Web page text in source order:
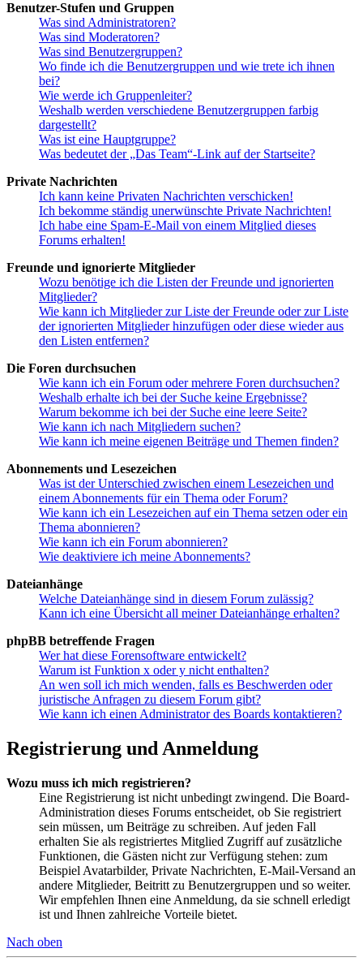
Benutzer-Stufen und Gruppen
Was sind Administratoren?
Was sind Moderatoren?
Was sind Benutzergruppen?
Wo finde ich die Benutzergruppen und wie trete ich ihnen
bei?
Wie werde ich Gruppenleiter?
Weshalb werden verschiedene Benutzergruppen farbig
dargestellt?
Was ist eine Hauptgruppe?
Was bedeutet der „Das Team“-Link auf der Startseite?
Private Nachrichten
Ich kann keine Privaten Nachrichten verschicken!
Ich bekomme ständig unerwünschte Private Nachrichten!
Ich habe eine Spam-E-Mail von einem Mitglied dieses
Forums erhalten!
Freunde und ignorierte Mitglieder
Wozu benötige ich die Listen der Freunde und ignorierten
Mitglieder?
Wie kann ich Mitglieder zur Liste der Freunde oder zur Liste
der ignorierten Mitglieder hinzufügen oder diese wieder aus
den Listen entfernen?
Die Foren durchsuchen
Wie kann ich ein Forum oder mehrere Foren durchsuchen?
Weshalb erhalte ich bei der Suche keine Ergebnisse?
Warum bekomme ich bei der Suche eine leere Seite?
Wie kann ich nach Mitgliedern suchen?
Wie kann ich meine eigenen Beiträge und Themen finden?
Abonnements und Lesezeichen
Was ist der Unterschied zwischen einem Lesezeichen und
einem Abonnements für ein Thema oder Forum?
Wie kann ich ein Lesezeichen auf ein Thema setzen oder ein
Thema abonnieren?
Wie kann ich ein Forum abonnieren?
Wie deaktiviere ich meine Abonnements?
Dateianhänge
Welche Dateianhänge sind in diesem Forum zulässig?
Kann ich eine Übersicht all meiner Dateianhänge erhalten?
phpBB betreffende Fragen
Wer hat diese Forensoftware entwickelt?
Warum ist Funktion x oder y nicht enthalten?
An wen soll ich mich wenden, falls es Beschwerden oder
juristische Anfragen zu diesem Forum gibt?
Wie kann ich einen Administrator des Boards kontaktieren?
Registrierung und Anmeldung
Wozu muss ich mich registrieren?
Eine Registrierung ist nicht unbedingt zwingend. Die Board-
Administration dieses Forums entscheidet, ob Sie registriert
sein müssen, um Beiträge zu schreiben. Auf jeden Fall
erhalten Sie als registriertes Mitglied Zugriff auf zusätzliche
Funktionen, die Gästen nicht zur Verfügung stehen: zum
Beispiel Avatarbilder, Private Nachrichten, E-Mail-Versand an
andere Mitglieder, Beitritt zu Benutzergruppen und so weiter.
Wir empfehlen Ihnen eine Anmeldung, da sie schnell erledigt
ist und Ihnen zahlreiche Vorteile bietet.
Nach oben